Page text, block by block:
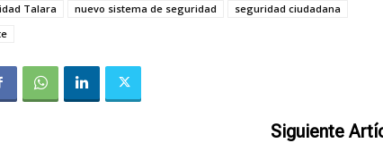
Talara nuevo sistema de seguridad
seguridad ciudadana
Siguiente